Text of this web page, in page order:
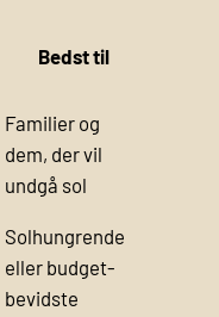
Bedst til
Familier og
dem, der vil
undgå sol
Solhungrende
eller budget-
bevidste